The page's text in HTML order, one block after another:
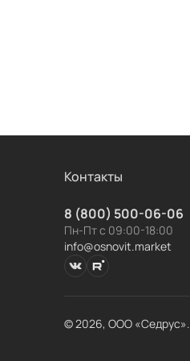
Контакты
8 (800) 500-06-06
Пн-Пт с 09:00-18:00
info@osnovit.market
© 2026, ООО «Седрус».